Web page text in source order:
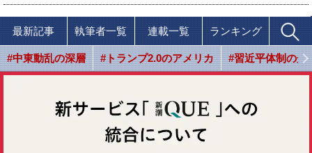
最新記事 執筆者一覧 連載一覧 ランキング
#中東動乱の深層 #トランプ2.0のアメリカ #習近平体制の光